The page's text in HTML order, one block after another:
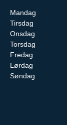
Mandag
Tirsdag
Onsdag
Torsdag
Fredag
Lørdag
Søndag